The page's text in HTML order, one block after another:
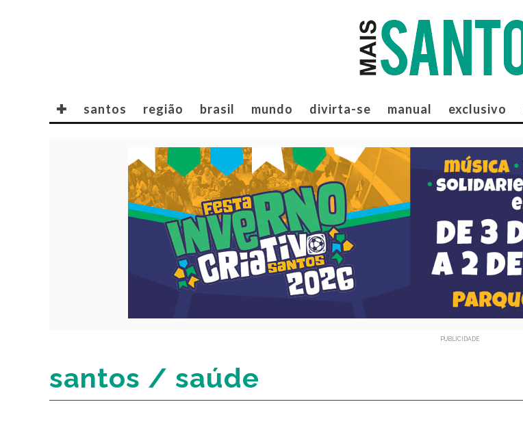
✚ santos região brasil mundo divirta-se manual exclusivo
PUBLICIDADE
santos / saúde